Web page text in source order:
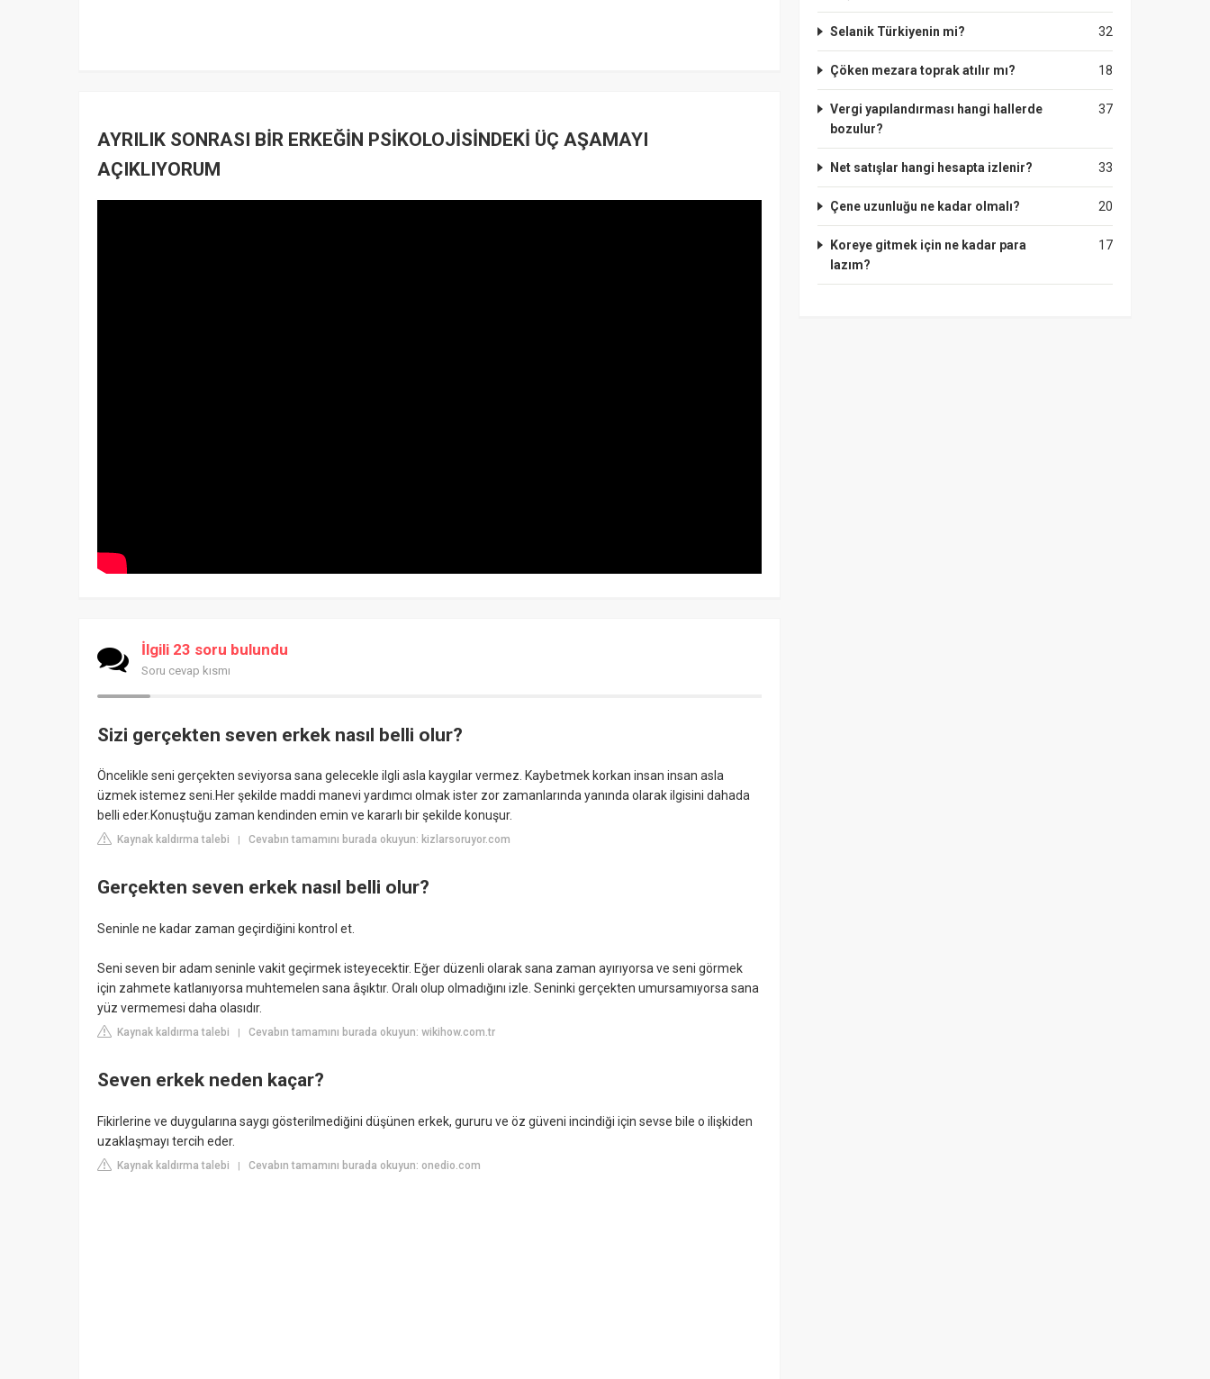
AYRILIK SONRASI BİR ERKEĞİN PSİKOLOJİSİNDEKİ ÜÇ AŞAMAYI
AÇIKLIYORUM
İlgili 23 soru bulundu
Soru cevap kısmı
Sizi gerçekten seven erkek nasıl belli olur?
Öncelikle seni gerçekten seviyorsa sana gelecekle ilgli asla kaygılar vermez. Kaybetmek korkan insan insan asla
üzmek istemez seni.Her şekilde maddi manevi yardımcı olmak ister zor zamanlarında yanında olarak ilgisini dahada
belli eder.Konuştuğu zaman kendinden emin ve kararlı bir şekilde konuşur.
Kaynak kaldırma talebi | Cevabın tamamını burada okuyun: kizlarsoruyor.com
Gerçekten seven erkek nasıl belli olur?
Seninle ne kadar zaman geçirdiğini kontrol et.
Seni seven bir adam seninle vakit geçirmek isteyecektir. Eğer düzenli olarak sana zaman ayırıyorsa ve seni görmek
için zahmete katlanıyorsa muhtemelen sana âşıktır. Oralı olup olmadığını izle. Seninki gerçekten umursamıyorsa sana
yüz vermemesi daha olasıdır.
Kaynak kaldırma talebi | Cevabın tamamını burada okuyun: wikihow.com.tr
Seven erkek neden kaçar?
Fikirlerine ve duygularına saygı gösterilmediğini düşünen erkek, gururu ve öz güveni incindiği için sevse bile o ilişkiden
uzaklaşmayı tercih eder.
Kaynak kaldırma talebi | Cevabın tamamını burada okuyun: onedio.com
32
Selanik Türkiyenin mi?
18
Çöken mezara toprak atılır mı?
37
Vergi yapılandırması hangi hallerde
bozulur?
33
Net satışlar hangi hesapta izlenir?
20
Çene uzunluğu ne kadar olmalı?
17
Koreye gitmek için ne kadar para
lazım?